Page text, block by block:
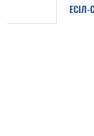
ЕСІЛ-